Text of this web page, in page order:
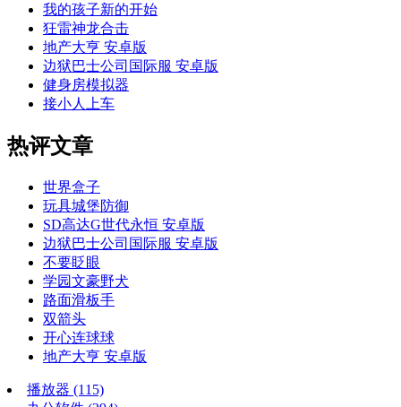
我的孩子新的开始
狂雷神龙合击
地产大亨 安卓版
边狱巴士公司国际服 安卓版
健身房模拟器
接小人上车
热评文章
世界盒子
玩具城堡防御
SD高达G世代永恒 安卓版
边狱巴士公司国际服 安卓版
不要眨眼
学园文豪野犬
路面滑板手
双箭头
开心连球球
地产大亨 安卓版
播放器 (115)